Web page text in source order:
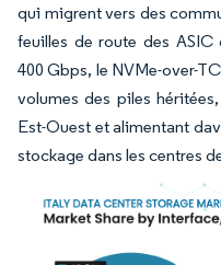
qui migrent vers des
feuilles de route des
400 Gbps, le NVMe-over-
volumes des piles
Est-Ouest et alimentant
stockage dans les centres